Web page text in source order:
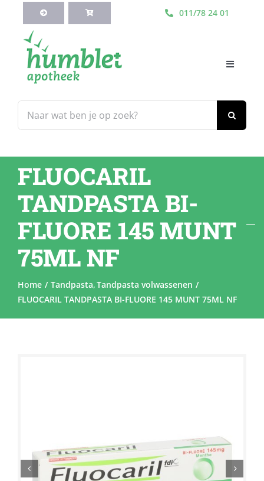
inhoud
011/78 24 01
naar:
Toggle
Webshop
Blog
Diensten
Contacteer Ons
FLUOCARIL
TANDPASTA BI-
FLUORE 145 MUNT
75ML NF
Home Tandpasta Tandpasta volwassenen
FLUOCARIL TANDPASTA BI-FLUORE 145 MUNT 75ML NF